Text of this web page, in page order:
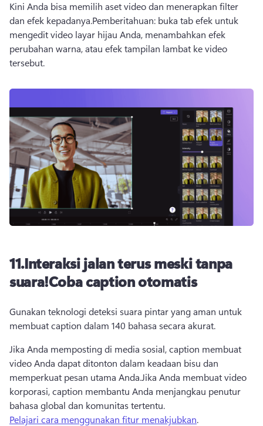
Kini Anda bisa memilih aset video dan menerapkan filter
dan efek kepadanya.Pemberitahuan: buka tab efek untuk
mengedit video layar hijau Anda, menambahkan efek
perubahan warna, atau efek tampilan lambat ke video
tersebut.
11.Interaksi jalan terus meski tanpa
suara!Coba caption otomatis
Gunakan teknologi deteksi suara pintar yang aman untuk
membuat caption dalam 140 bahasa secara akurat.
Jika Anda memposting di media sosial, caption membuat
video Anda dapat ditonton dalam keadaan bisu dan
memperkuat pesan utama Anda.Jika Anda membuat video
korporasi, caption membantu Anda menjangkau penutur
bahasa global dan komunitas tertentu.
Pelajari cara menggunakan fitur menakjubkan.